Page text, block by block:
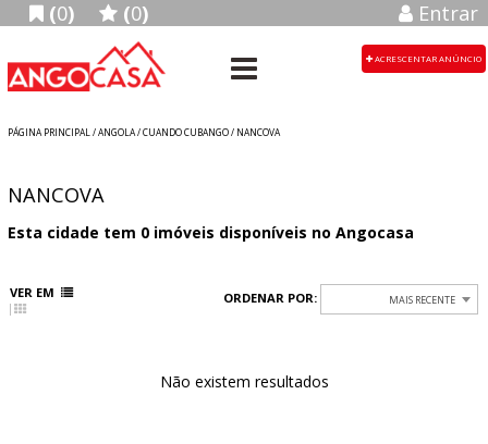
(0) (0) Entrar
ACRESCENTAR ANÚNCIO
PÁGINA PRINCIPAL /ANGOLA/ CUANDO CUBANGO / NANCOVA
NANCOVA
Esta cidade tem 0 imóveis disponíveis no Angocasa
VER EM ORDENAR POR: MAIS RECENTE
Não existem resultados